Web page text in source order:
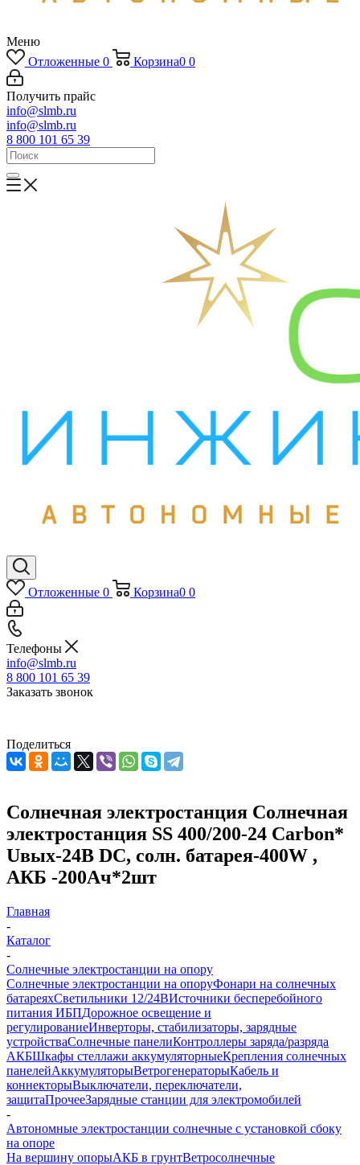
Меню
Отложенные 0 Корзина0 0
Получить прайс
info@slmb.ru
info@slmb.ru
8 800 101 65 39
Отложенные 0 Корзина0 0
Телефоны
info@slmb.ru
8 800 101 65 39
Заказать звонок
Поделиться
Солнечная электростанция Солнечная
электростанция SS 400/200-24 Carbon*
Uвых-24В DC, солн. батарея-400W ,
АКБ -200Aч*2шт
Главная
-
Каталог
-
Солнечные электростанции на опору
Солнечные электростанции на опоруФонари на солнечных
батареяхСветильники 12/24ВИсточники бесперебойного
питания ИБПДорожное освещение и
регулированиеИнверторы, стабилизаторы, зарядные
устройстваСолнечные панелиКонтроллеры заряда/разряда
АКБШкафы стеллажи аккумуляторныеКрепления солнечных
панелейАккумуляторыВетрогенераторыКабель и
коннекторыВыключатели, переключатели,
защитаПрочееЗарядные станции для электромобилей
-
Автономные электростанции солнечные с установкой сбоку
на опоре
На вершину опорыАКБ в грунтВетросолнечные